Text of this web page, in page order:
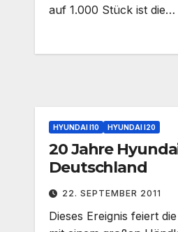
auf 1.000 Stück ist die…
HYUNDAI I10 HYUNDAI I20
20 Jahre
Deutschland
22. SEPTEMBER 2011
Dieses Ereignis feiert